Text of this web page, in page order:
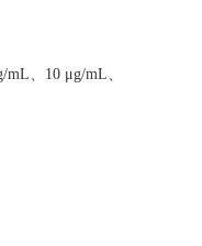
mL 10 μg/mL